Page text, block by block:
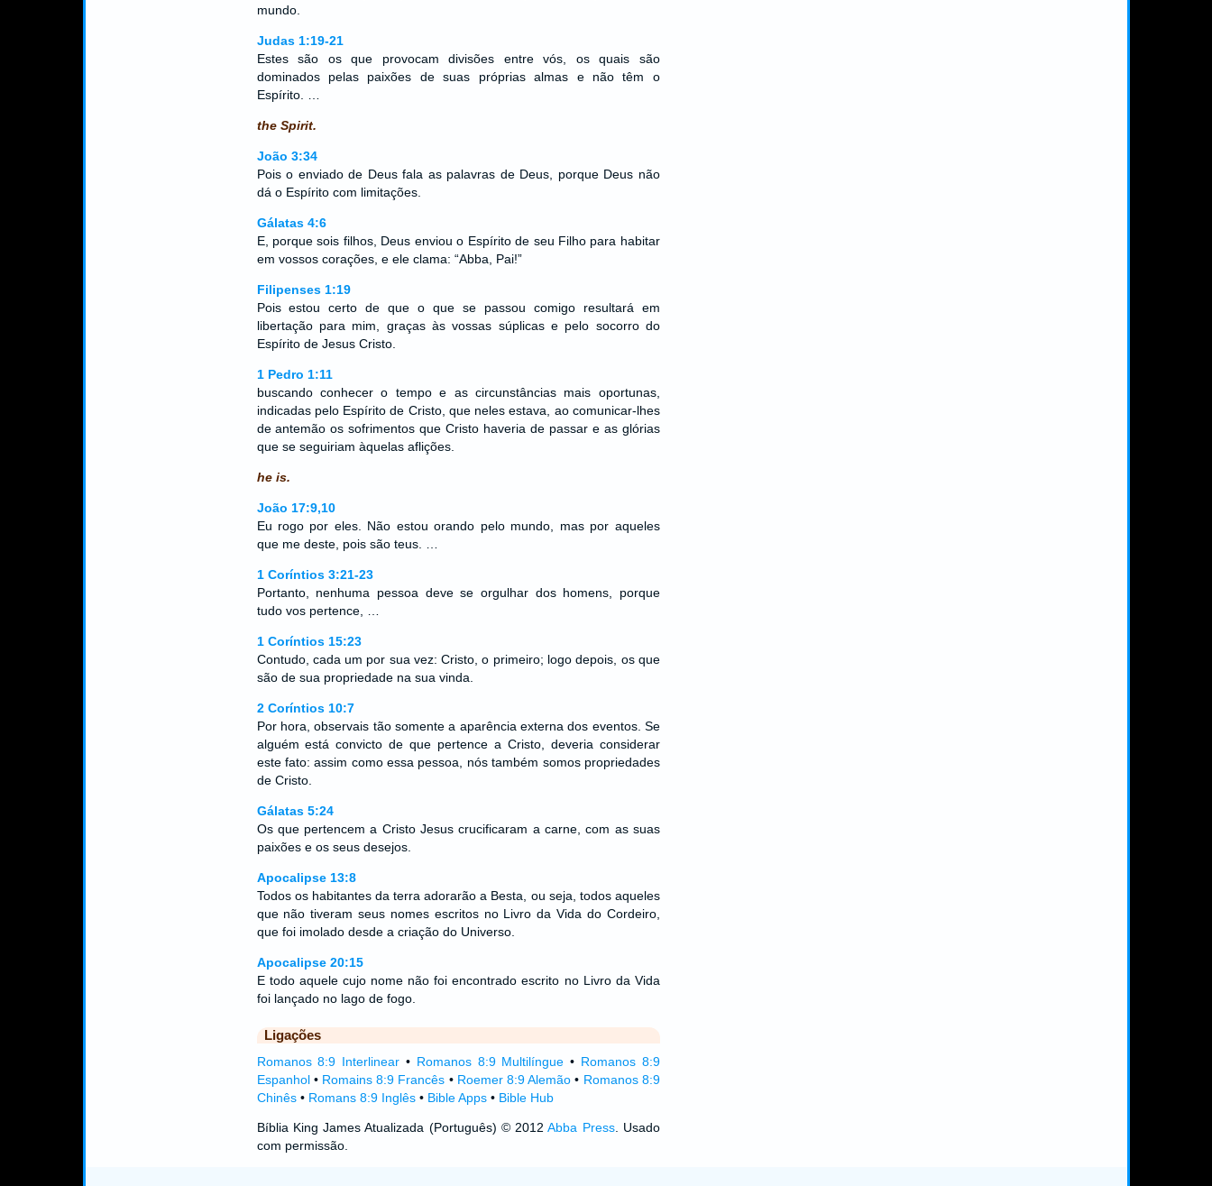
mundo.
Judas 1:19-21
Estes são os que provocam divisões entre vós, os quais são
dominados pelas paixões de suas próprias almas e não têm o
Espírito. …
the Spirit.
João 3:34
Pois o enviado de Deus fala as palavras de Deus, porque Deus não
dá o Espírito com limitações.
Gálatas 4:6
E, porque sois filhos, Deus enviou o Espírito de seu Filho para habitar
em vossos corações, e ele clama: “Abba, Pai!”
Filipenses 1:19
Pois estou certo de que o que se passou comigo resultará em
libertação para mim, graças às vossas súplicas e pelo socorro do
Espírito de Jesus Cristo.
1 Pedro 1:11
buscando conhecer o tempo e as circunstâncias mais oportunas,
indicadas pelo Espírito de Cristo, que neles estava, ao comunicar-lhes
de antemão os sofrimentos que Cristo haveria de passar e as glórias
que se seguiriam àquelas aflições.
he is.
João 17:9,10
Eu rogo por eles. Não estou orando pelo mundo, mas por aqueles
que me deste, pois são teus. …
1 Coríntios 3:21-23
Portanto, nenhuma pessoa deve se orgulhar dos homens, porque
tudo vos pertence, …
1 Coríntios 15:23
Contudo, cada um por sua vez: Cristo, o primeiro; logo depois, os que
são de sua propriedade na sua vinda.
2 Coríntios 10:7
Por hora, observais tão somente a aparência externa dos eventos. Se
alguém está convicto de que pertence a Cristo, deveria considerar
este fato: assim como essa pessoa, nós também somos propriedades
de Cristo.
Gálatas 5:24
Os que pertencem a Cristo Jesus crucificaram a carne, com as suas
paixões e os seus desejos.
Apocalipse 13:8
Todos os habitantes da terra adorarão a Besta, ou seja, todos aqueles
que não tiveram seus nomes escritos no Livro da Vida do Cordeiro,
que foi imolado desde a criação do Universo.
Apocalipse 20:15
E todo aquele cujo nome não foi encontrado escrito no Livro da Vida
foi lançado no lago de fogo.
Ligações
Romanos 8:9 Interlinear • Romanos 8:9 Multilíngue • Romanos 8:9
Espanhol• Romains 8:9 Francês • Roemer 8:9 Alemão • Romanos 8:9
Chinês• Romans 8:9 Inglês• Bible Apps• Bible Hub
Bíblia King James Atualizada (Português) © 2012Abba Press. Usado
com permissão.